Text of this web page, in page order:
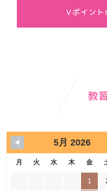
Ⅴポイント
教
5月 2026
月 火 水 木 金
1